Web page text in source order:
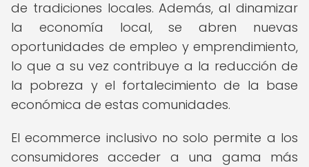
de tradiciones locales. Además, al dinamizar
la economía local, se abren nuevas
oportunidades de empleo y emprendimiento,
lo que a su vez contribuye a la reducción de
la pobreza y el fortalecimiento de la base
económica de estas comunidades.
El ecommerce inclusivo no solo permite a los
consumidores acceder a una gama más